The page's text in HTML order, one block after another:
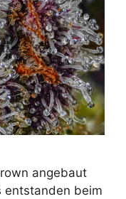
angebaut
entstanden beim